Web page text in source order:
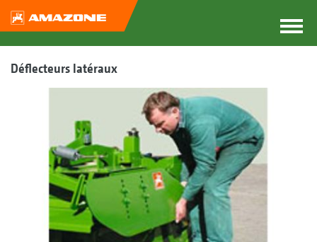
Déflecteurs latéraux